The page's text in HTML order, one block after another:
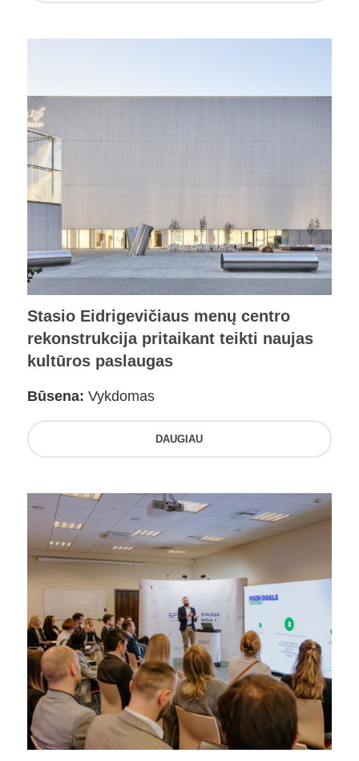
Stasio Eidrigevičiaus menų centro
rekonstrukcija pritaikant teikti naujas
kultūros paslaugas
Būsena: Vykdomas
DAUGIAU